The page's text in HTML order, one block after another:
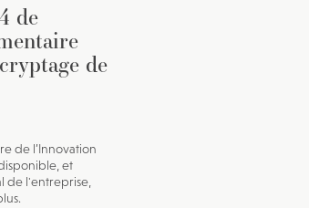
de
de
de l’Innovation
et
de l'entreprise,